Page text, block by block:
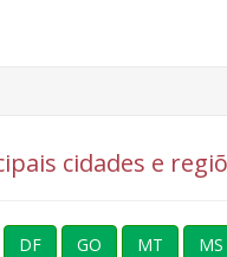
cidades e
DF GO MT MS